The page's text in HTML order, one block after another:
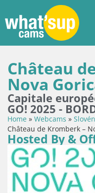
Château
Nova
Capitale
GO! 2025 -
Home » Webcams »
Château de Kromberk –
Hosted By &